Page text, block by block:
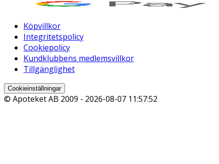
Köpvillkor
Integritetspolicy
Cookiepolicy
Kundklubbens medlemsvillkor
Tillgänglighet
Cookieinställningar
© Apoteket AB 2009 - 2026-08-07 11:57:52